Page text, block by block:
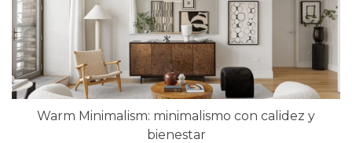
Warm Minimalism: minimalismo con calidez y
bienestar